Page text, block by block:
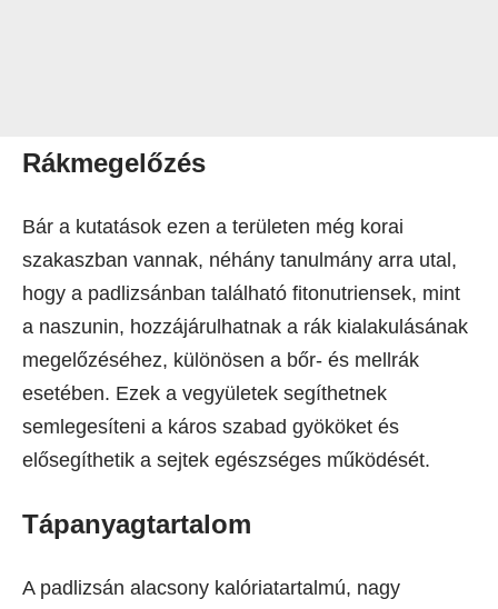
Rákmegelőzés
Bár a kutatások ezen a területen még korai
szakaszban vannak, néhány tanulmány arra utal,
hogy a padlizsánban található fitonutriensek, mint
a naszunin, hozzájárulhatnak a rák kialakulásának
megelőzéséhez, különösen a bőr- és mellrák
esetében. Ezek a vegyületek segíthetnek
semlegesíteni a káros szabad gyököket és
elősegíthetik a sejtek egészséges működését.
Tápanyagtartalom
A padlizsán alacsony kalóriatartalmú, nagy